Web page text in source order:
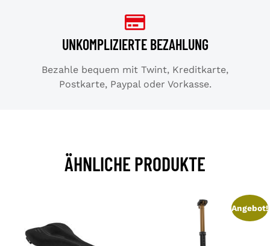
UNKOMPLIZIERTE BEZAHLUNG
Bezahle bequem mit Twint, Kreditkarte,
Postkarte, Paypal oder Vorkasse.
ÄHNLICHE PRODUKTE
Angebot!